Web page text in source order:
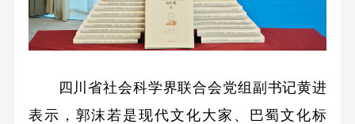
四川省社会科学界联合会党组副书记黄进
表示，郭沫若是现代文化大家、巴蜀文化标